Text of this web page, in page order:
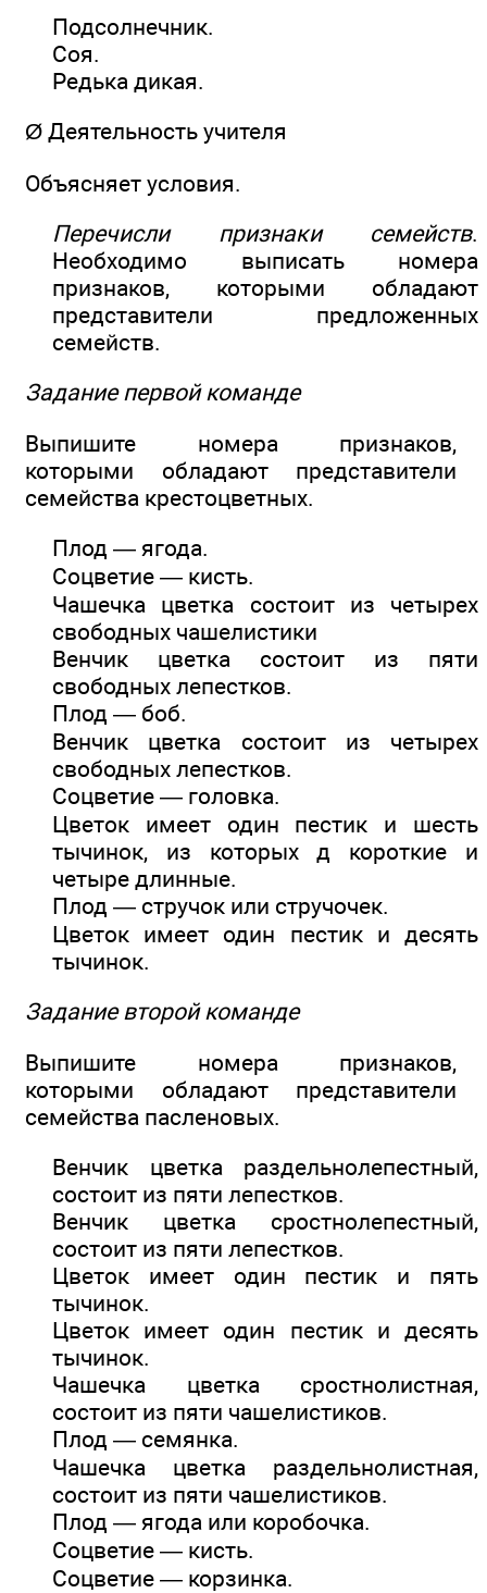
Подсолнечник.
Соя.
Редька дикая.
Ø Деятельность учителя
Объясняет условия.
Перечисли признаки семейств.
Необходимо выписать номеpа
признаков, которыми обладают
представители предложенных
семейств.
Задание первой команде
Выпишите номера признаков,
которыми обладают представители
семейства крестоцветных.
Плод — ягода.
Соцветие — кисть.
Чашечка цветка состоит из четырех
свободных чашелистики
Венчик цветка состоит из пяти
свободных лепестков.
Плод — боб.
Венчик цветка состоит из четырех
свободных лепестков.
Соцветие — головка.
Цветок имеет один пестик и шесть
тычинок, из которых д короткие и
четыре длинные.
Плод — стручок или стручочек.
Цветок имеет один пестик и десять
тычинок.
Задание второй команде
Выпишите номера признаков,
которыми обладают представители
семейства пасленовых.
Венчик цветка раздельнолепестный,
состоит из пяти лепестков.
Венчик цветка сростнолепестный,
состоит из пяти лепестков.
Цветок имеет один пестик и пять
тычинок.
Цветок имеет один пестик и десять
тычинок.
Чашечка цветка сростнолистная,
состоит из пяти чашелистиков.
Плод — семянка.
Чашечка цветка раздельнолистная,
состоит из пяти чашелистиков.
Плод — ягода или коробочка.
Соцветие — кисть.
Соцветие — корзинка.